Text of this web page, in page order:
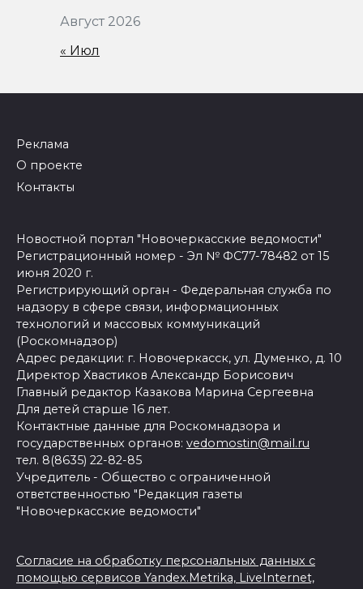
Август 2026
« Июл
Реклама
О проекте
Контакты
Новостной портал "Новочеркасские ведомости"
Регистрационный номер - Эл № ФС77-78482 от 15
июня 2020 г.
Регистрирующий орган - Федеральная служба по
надзору в сфере связи, информационных
технологий и массовых коммуникаций
(Роскомнадзор)
Адрес редакции: г. Новочеркасск, ул. Думенко, д. 10
Директор Хвастиков Александр Борисович
Главный редактор Казакова Марина Сергеевна
Для детей старше 16 лет.
Контактные данные для Роскомнадзора и
государственных органов: vedomostin@mail.ru
тел. 8(8635) 22-82-85
Учредитель - Общество с ограниченной
ответственностью "Редакция газеты
"Новочеркасские ведомости"
Согласие на обработку персональных данных с
помощью сервисов Yandex.Metrika, LiveInternet,